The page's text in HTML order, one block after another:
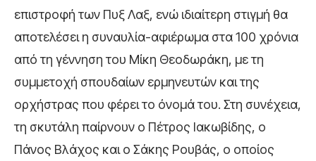
επιστροφή των Πυξ Λαξ, ενώ ιδιαίτερη στιγμή θα
αποτελέσει η συναυλία-αφιέρωμα στα 100 χρόνια
από τη γέννηση του Μίκη Θεοδωράκη, με τη
συμμετοχή σπουδαίων ερμηνευτών και της
ορχήστρας που φέρει το όνομά του. Στη συνέχεια,
τη σκυτάλη παίρνουν ο Πέτρος Ιακωβίδης, ο
Πάνος Βλάχος και ο Σάκης Ρουβάς, ο οποίος